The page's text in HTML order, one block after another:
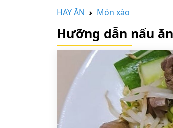
HAY ĂN Món xào
Hưỡng dẫn nấu ăn